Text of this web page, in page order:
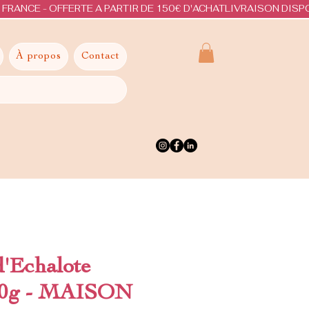
À propos Contact
- MAISON